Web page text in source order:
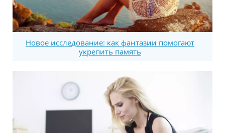
Новое исследование: как фантазии помогают
укрепить память